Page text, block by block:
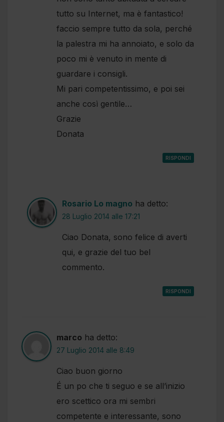
tutto su Internet, ma è fantastico!
faccio sempre tutto da sola, perché
la palestra mi ha annoiato, e solo da
poco mi è venuto in mente di
guardare i consigli.
Mi pari competentissimo, e poi sei
anche così gentile…
Grazie
Donata
RISPONDI
Rosario Lo magno ha detto:
28 Luglio 2014 alle 17:21
Ciao Donata, sono felice di averti
qui, e grazie del tuo bel
commento.
RISPONDI
marco ha detto:
27 Luglio 2014 alle 8:49
Ciao buon giorno
É un po che ti seguo e se all’inizio
ero scettico ora mi sembri
competente e interessante, sono